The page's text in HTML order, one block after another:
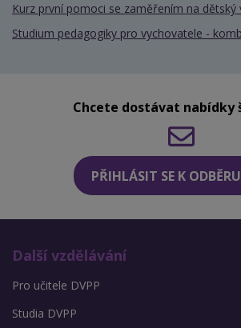
Kurz první pomoci se zaměřením na dětský
Studium pedagogiky pro vychovatele -
Chcete dostávat nabídky
PŘIHLÁSIT SE K ODBĚRU
Další vzdělávání
Pro učitele DVPP
Studia DVPP